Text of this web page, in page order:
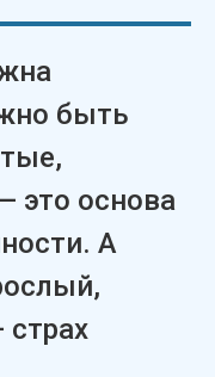
быть
это основа
А